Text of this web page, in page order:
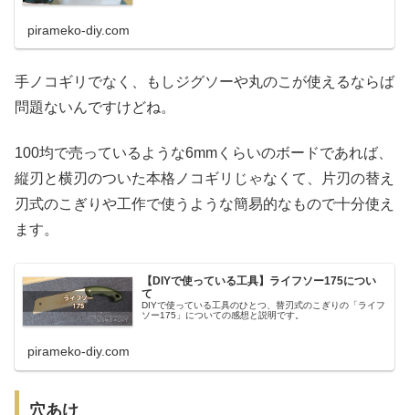
pirameko-diy.com
手ノコギリでなく、もしジグソーや丸のこが使えるならば
問題ないんですけどね。
100均で売っているような6mmくらいのボードであれば、
縦刃と横刃のついた本格ノコギリじゃなくて、片刃の替え
刃式のこぎりや工作で使うような簡易的なもので十分使え
ます。
【DIYで使っている工具】ライフソー175につい
て
DIYで使っている工具のひとつ、替刃式のこぎりの「ライフ
ソー175」についての感想と説明です。
pirameko-diy.com
穴あけ